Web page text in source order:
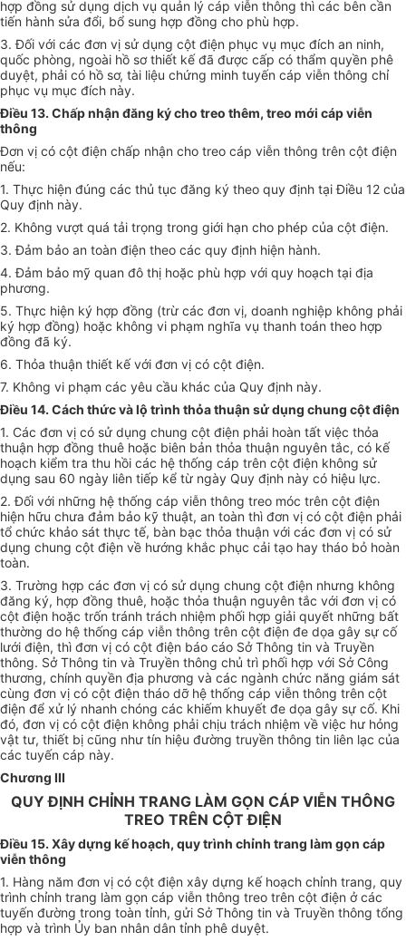
hợp đồng sử dụng dịch vụ quản lý cáp viễn thông thì các bên cần
tiến hành sửa đổi, bổ sung hợp đồng cho phù hợp.
3. Đối với các đơn vị sử dụng cột điện phục vụ mục đích an ninh,
quốc phòng, ngoài hồ sơ thiết kế đã được cấp có thẩm quyền phê
duyệt, phải có hồ sơ, tài liệu chứng minh tuyến cáp viễn thông chỉ
phục vụ mục đích này.
Điều 13. Chấp nhận đăng ký cho treo thêm, treo mới cáp viễn
thông
Đơn vị có cột điện chấp nhận cho treo cáp viễn thông trên cột điện
nếu:
1. Thực hiện đúng các thủ tục đăng ký theo quy định tại Điều 12 của
Quy định này.
2. Không vượt quá tải trọng trong giới hạn cho phép của cột điện.
3. Đảm bảo an toàn điện theo các quy định hiện hành.
4. Đảm bảo mỹ quan đô thị hoặc phù hợp với quy hoạch tại địa
phương.
5. Thực hiện ký hợp đồng (trừ các đơn vị, doanh nghiệp không phải
ký hợp đồng) hoặc không vi phạm nghĩa vụ thanh toán theo hợp
đồng đã ký.
6. Thỏa thuận thiết kế với đơn vị có cột điện.
7. Không vi phạm các yêu cầu khác của Quy định này.
Điều 14. Cách thức và lộ trình thỏa thuận sử dụng chung cột điện
1. Các đơn vị có sử dụng chung cột điện phải hoàn tất việc thỏa
thuận hợp đồng thuê hoặc biên bản thỏa thuận nguyên tắc, có kế
hoạch kiểm tra thu hồi các hệ thống cáp trên cột điện không sử
dụng sau 60 ngày liên tiếp kể từ ngày Quy định này có hiệu lực.
2. Đối với những hệ thống cáp viễn thông treo móc trên cột điện
hiện hữu chưa đảm bảo kỹ thuật, an toàn thì đơn vị có cột điện phải
tổ chức khảo sát thực tế, bàn bạc thỏa thuận với các đơn vị có sử
dụng chung cột điện về hướng khắc phục cải tạo hay tháo bỏ hoàn
toàn.
3. Trường hợp các đơn vị có sử dụng chung cột điện nhưng không
đăng ký, hợp đồng thuê, hoặc thỏa thuận nguyên tắc với đơn vị có
cột điện hoặc trốn tránh trách nhiệm phối hợp giải quyết những bất
thường do hệ thống cáp viễn thông trên cột điện đe dọa gây sự cố
lưới điện, thì đơn vị có cột điện báo cáo Sở Thông tin và Truyền
thông. Sở Thông tin và Truyền thông chủ trì phối hợp với Sở Công
thương, chính quyền địa phương và các ngành chức năng giám sát
cùng đơn vị có cột điện tháo dỡ hệ thống cáp viễn thông trên cột
điện để xử lý nhanh chóng các khiếm khuyết đe dọa gây sự cố. Khi
đó, đơn vị có cột điện không phải chịu trách nhiệm về việc hư hỏng
vật tư, thiết bị cũng như tín hiệu đường truyền thông tin liên lạc của
các tuyến cáp này.
Chương III
QUY ĐỊNH CHỈNH TRANG LÀM GỌN CÁP VIỄN THÔNG
TREO TRÊN CỘT ĐIỆN
Điều 15. Xây dựng kế hoạch, quy trình chỉnh trang làm gọn cáp
viễn thông
1. Hàng năm đơn vị có cột điện xây dựng kế hoạch chỉnh trang, quy
trình chỉnh trang làm gọn cáp viễn thông treo trên cột điện ở các
tuyến đường trong toàn tỉnh, gửi Sở Thông tin và Truyền thông tổng
hợp và trình Ủy ban nhân dân tỉnh phê duyệt.